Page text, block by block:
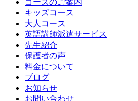
キッズコース
大人コース
英語講師派遣サービス
先生紹介
保護者の声
料金について
ブログ
お知らせ
お問い合わせ